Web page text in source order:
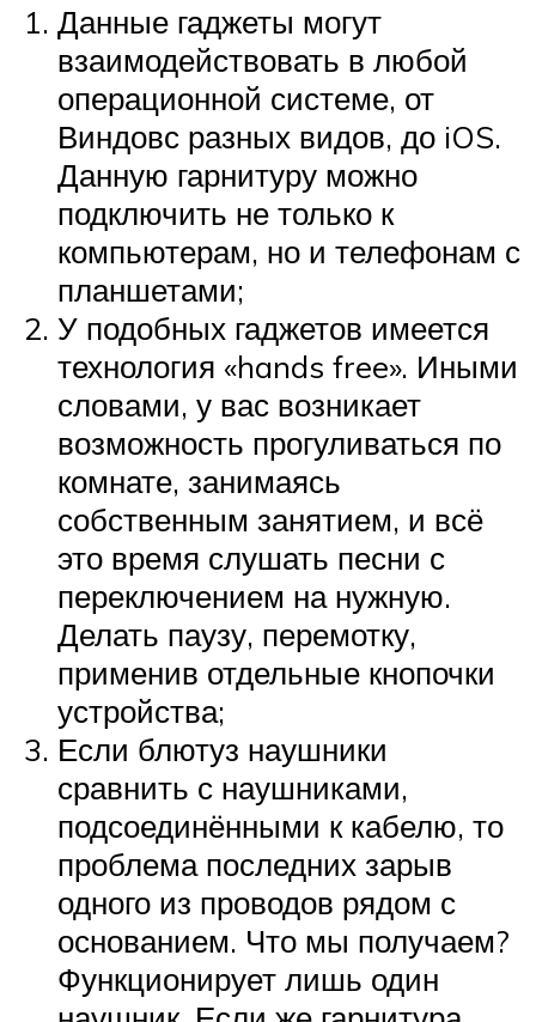
Данные гаджеты могут
взаимодействовать в любой
операционной системе, от
Виндовс разных видов, до iOS.
Данную гарнитуру можно
подключить не только к
компьютерам, но и телефонам с
планшетами;
У подобных гаджетов имеется
технология «hands free». Иными
словами, у вас возникает
возможность прогуливаться по
комнате, занимаясь
собственным занятием, и всё
это время слушать песни с
переключением на нужную.
Делать паузу, перемотку,
применив отдельные кнопочки
устройства;
Если блютуз наушники
сравнить с наушниками,
подсоединёнными к кабелю, то
проблема последних зарыв
одного из проводов рядом с
основанием. Что мы получаем?
Функционирует лишь один